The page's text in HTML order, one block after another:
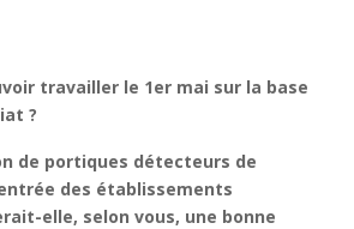
travailler le 1er mai sur la base
?
de portiques détecteurs de
des établissements
elle, selon vous, une bonne